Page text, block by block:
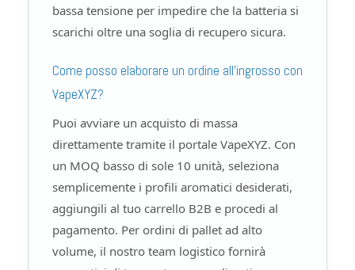
bassa tensione per impedire che la batteria si
scarichi oltre una soglia di recupero sicura.
Come posso elaborare un ordine all'ingrosso con
VapeXYZ?
Puoi avviare un acquisto di massa
direttamente tramite il portale VapeXYZ. Con
un MOQ basso di sole 10 unità, seleziona
semplicemente i profili aromatici desiderati,
aggiungili al tuo carrello B2B e procedi al
pagamento. Per ordini di pallet ad alto
volume, il nostro team logistico fornirà